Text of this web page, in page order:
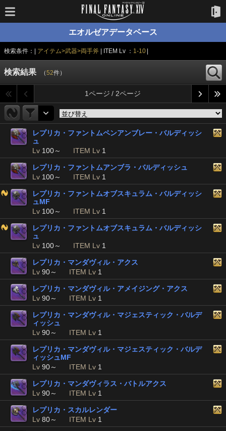
エオルゼアデータベース
検索条件：| アイテム>武器>両手斧 | ITEM Lv ： 1-10|
検索結果 （52件）
1ページ / 2ページ
レプリカ・ファントムペンアンブレー・バルディッシ
ュ
Lv 100～ ITEM Lv 1
レプリカ・ファントムアンブラ・バルディッシュ
Lv 100～ ITEM Lv 1
レプリカ・ファントムオブスキュラム・バルディッシ
ュMF
Lv 100～ ITEM Lv 1
レプリカ・ファントムオブスキュラム・バルディッシ
ュ
Lv 100～ ITEM Lv 1
レプリカ・マンダヴィル・アクス
Lv 90～ ITEM Lv 1
レプリカ・マンダヴィル・アメイジング・アクス
Lv 90～ ITEM Lv 1
レプリカ・マンダヴィル・マジェスティック・バルデ
ィッシュ
Lv 90～ ITEM Lv 1
レプリカ・マンダヴィル・マジェスティック・バルデ
ィッシュMF
Lv 90～ ITEM Lv 1
レプリカ・マンダヴィラス・バトルアクス
Lv 90～ ITEM Lv 1
レプリカ・スカルレンダー
Lv 80～ ITEM Lv 1